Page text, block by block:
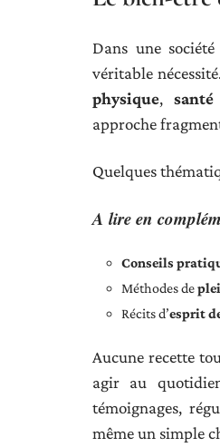
Dans une
véritable
physique,
approche
Quelques
A lire en
Conseils
Méthodes de
Récits d’esprit
Aucune recette
agir au
témoignages,
même un simple